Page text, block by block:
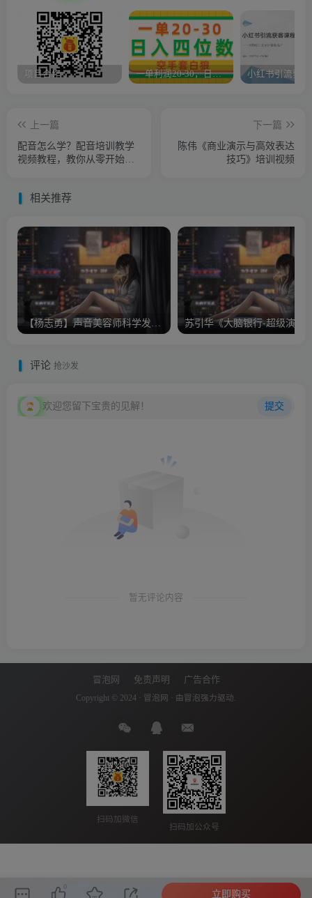
项目合作 一单利润20-30，日入四位数，空手套白狼，只要做就能赚，简单无套路
上一篇
配音怎么学？配音培训教学
视频教程，教你从零开始学
下一篇
陈伟《商业演示与高效表达
技巧》培训视频
相关推荐
【杨志勇】声音美容师科学发声法视频及手机版第四阶段
评论 抢沙发
欢迎您留下宝贵的见解！ 提交
暂无评论内容
冒泡网 免责声明 广告合作
Copyright © 2024 · 冒泡网 · 由 冒泡 强力驱动.
扫码加微信
扫码加公众号
立即购买
本站主题由Zibll子比主题强力驱动 联系作者